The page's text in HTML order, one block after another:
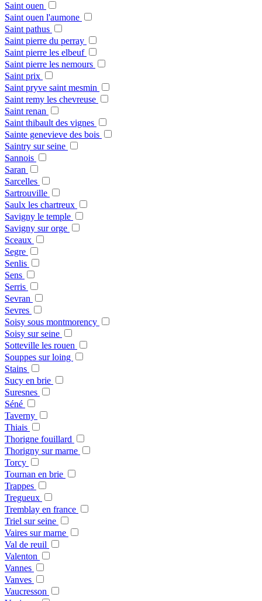
Saint ouen
Saint ouen l'aumone
Saint pathus
Saint pierre du perray
Saint pierre les elbeuf
Saint pierre les nemours
Saint prix
Saint pryve saint mesmin
Saint remy les chevreuse
Saint renan
Saint thibault des vignes
Sainte genevieve des bois
Saintry sur seine
Sannois
Saran
Sarcelles
Sartrouville
Saulx les chartreux
Savigny le temple
Savigny sur orge
Sceaux
Segre
Senlis
Sens
Serris
Sevran
Sevres
Soisy sous montmorency
Soisy sur seine
Sotteville les rouen
Souppes sur loing
Stains
Sucy en brie
Suresnes
Séné
Taverny
Thiais
Thorigne fouillard
Thorigny sur marne
Torcy
Tournan en brie
Trappes
Tregueux
Tremblay en france
Triel sur seine
Vaires sur marne
Val de reuil
Valenton
Vannes
Vanves
Vaucresson